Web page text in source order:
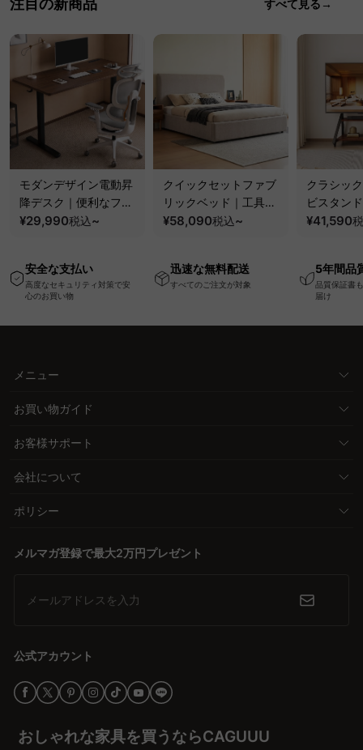
注目の新商品 すべて見る→
モダンデザイン電動昇
降デスク｜便利なフッ
ク・コンセント・
ー機能搭載ワークデス
ク
¥29,990税込~
クイックセットファブ
リックベッド｜工具不
要で組み立てられるク
¥58,090税込~
クラシッ
ビスタン
100kgの
¥41,590
安全な支払い
高度なセキュリティ対策で安
心のお買い物
迅速な無料配送
すべてのご注文が対象
5年間品
品質保証書
届け
メニュー
お買い物ガイド
お客様サポート
会社について
ポリシー
メルマガ登録で最大2万円プレゼント
メールアドレスを入力
公式アカウント
おしゃれな家具を買うならCAGUUU